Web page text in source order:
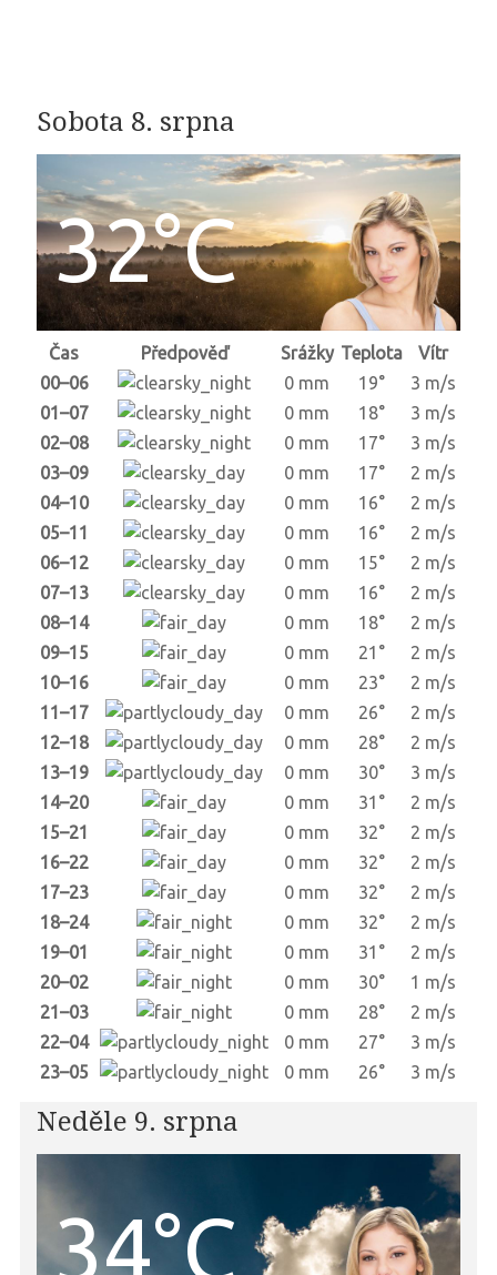
Sobota 8. srpna
32°C
Čas Předpověď Srážky Teplota
Vítr
00–06
0 mm 19°
3 m/s
01–07
0 mm 18°
3 m/s
02–08
0 mm 17°
3 m/s
03–09
0 mm 17°
2 m/s
04–10
0 mm 16°
2 m/s
05–11
0 mm 16°
2 m/s
06–12
0 mm 15°
2 m/s
07–13
0 mm 16°
2 m/s
08–14
0 mm 18°
2 m/s
09–15
0 mm 21°
2 m/s
10–16
0 mm 23°
2 m/s
11–17
0 mm 26°
2 m/s
12–18
0 mm 28°
2 m/s
13–19
0 mm 30°
3 m/s
14–20
0 mm 31°
2 m/s
15–21
0 mm 32°
2 m/s
16–22
0 mm 32°
2 m/s
17–23
0 mm 32°
2 m/s
18–24
0 mm 32°
2 m/s
19–01
0 mm 31°
2 m/s
20–02
0 mm 30°
1 m/s
21–03
0 mm 28°
2 m/s
22–04
0 mm 27°
3 m/s
23–05
0 mm 26° 3 m/s
Neděle 9. srpna
34°C